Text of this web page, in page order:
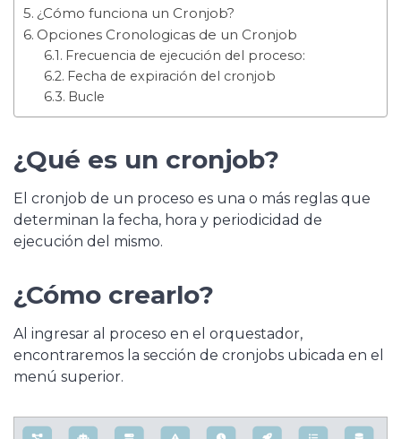
¿Cómo funciona un Cronjob?
Opciones Cronologicas de un Cronjob
Frecuencia de ejecución del proceso:
Fecha de expiración del cronjob
Bucle
¿Qué es un cronjob?
El cronjob de un proceso es una o más reglas que
determinan la fecha, hora y periodicidad de
ejecución del mismo.
¿Cómo crearlo?
Al ingresar al proceso en el orquestador,
encontraremos la sección de cronjobs ubicada en el
menú superior.